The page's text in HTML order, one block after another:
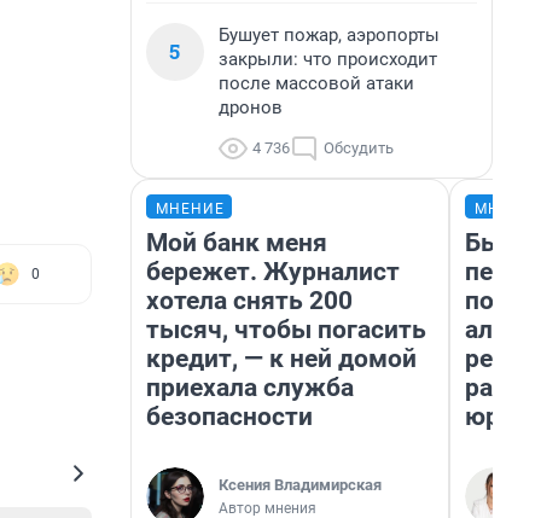
0
5
Бушует пожар, аэропорты
закрыли: что происходит
после массовой атаки
дронов
4 736 Обсудить
МНЕНИЕ
Мой банк меня
бережет. Журналист
хотела снять 200
тысяч, чтобы погасить
кредит, — к ней домой
приехала служба
безопасности
Ксения Владимирская
Автор мнения
Был